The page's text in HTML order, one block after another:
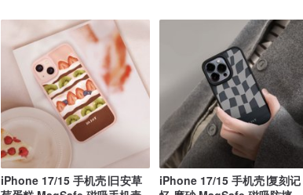
iPhone 17/15 手机壳∣日安草
iPhone 17/15 手机壳∣复刻记